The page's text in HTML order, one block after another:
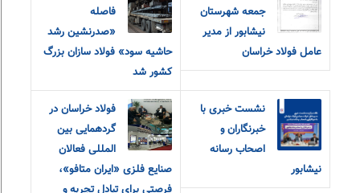
جمعه شهرستان
نیشابور از مدیر
عامل فولاد خراسان
فاصله
«صدرنشین رشد
حاشیه سود» فولاد سازان بزرگ
کشور شد
نشست خبری با
خبرنگاران و
اصحاب رسانه
نیشابور
فولاد خراسان در
گردهمایی بین
المللی فعالان
صنایع فلزی «ایران متافو»،